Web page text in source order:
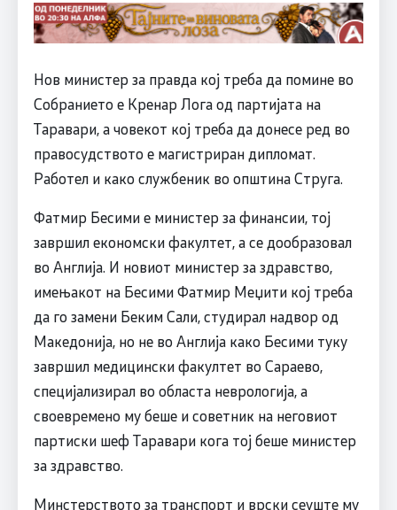
Нов министер за правда кој треба да помине во
Собранието е Кренар Лога од партијата на
Таравари, а човекот кој треба да донесе ред во
правосудството е магистриран дипломат.
Работел и како службеник во општина Струга.
Фатмир Бесими е министер за финансии, тој
завршил економски факултет, а се дообразовал
во Англија. И новиот министер за здравство,
имењакот на Бесими Фатмир Меџити кој треба
да го замени Беким Сали, студирал надвор од
Македонија, но не во Англија како Бесими туку
завршил медицински факултет во Сараево,
специјализирал во областа неврологија, а
своевремено му беше и советник на неговиот
партиски шеф Таравари кога тој беше министер
за здравство.
Минстерството за транспорт и врски сеуште му